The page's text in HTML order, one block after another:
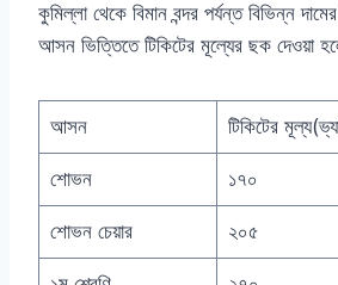
কুমিল্লা থেকে বিমান বন্দর পর্যন্ত বিভিন্ন
আসন ভিত্তিতে টিকিটের মূল্যের ছক দেওয়া
আসন টিকিটের
শোভন ১৭০
শোভন চেয়ার ২০৫